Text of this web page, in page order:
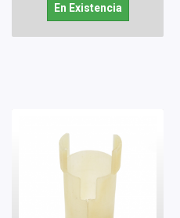
En Existencia